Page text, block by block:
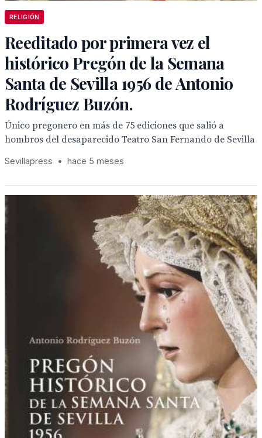
RELIGIÓN
Reeditado por primera vez el
histórico Pregón de la Semana
Santa de Sevilla 1956 de Antonio
Rodríguez Buzón.
Único pregonero en más de 75 ediciones que salió a
hombros del desaparecido Teatro San Fernando de Sevilla
Sevillapress • hace 5 meses